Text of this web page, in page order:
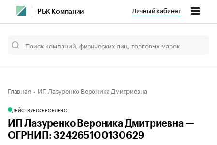
РБК Компании Личный кабинет
Главная ИП Лазуренко Вероника Дмитриевна
ДЕЙСТВУЕТОБНОВЛЕНО
ИП Лазуренко Вероника Дмитриевна —
ОГРНИП: 324265100130629